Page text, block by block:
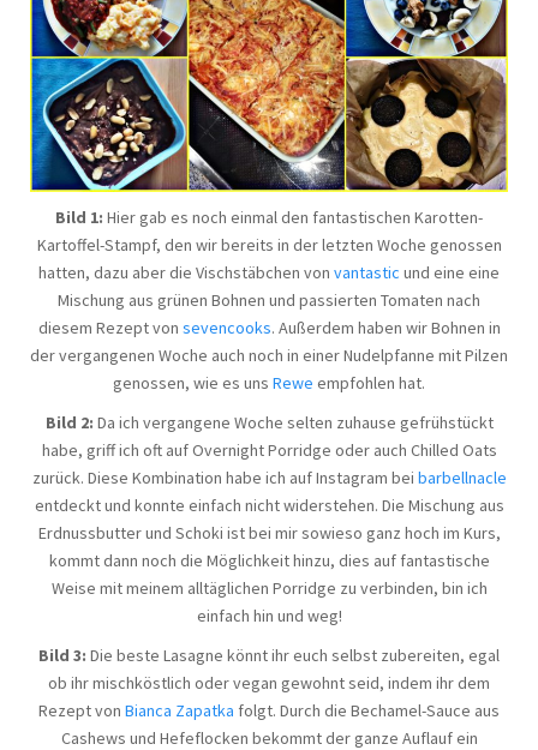
Bild 1: Hier gab es noch einmal den fantastischen Karotten-
Kartoffel-Stampf, den wir bereits in der letzten Woche genossen
hatten, dazu aber die Vischstäbchen von vantastic und eine eine
Mischung aus grünen Bohnen und passierten Tomaten nach
diesem Rezept von sevencooks. Außerdem haben wir Bohnen in
der vergangenen Woche auch noch in einer Nudelpfanne mit Pilzen
genossen, wie es uns Rewe empfohlen hat.
Bild 2: Da ich vergangene Woche selten zuhause gefrühstückt
habe, griff ich oft auf Overnight Porridge oder auch Chilled Oats
zurück. Diese Kombination habe ich auf Instagram bei barbellnacle
entdeckt und konnte einfach nicht widerstehen. Die Mischung aus
Erdnussbutter und Schoki ist bei mir sowieso ganz hoch im Kurs,
kommt dann noch die Möglichkeit hinzu, dies auf fantastische
Weise mit meinem alltäglichen Porridge zu verbinden, bin ich
einfach hin und weg!
Bild 3: Die beste Lasagne könnt ihr euch selbst zubereiten, egal
ob ihr mischköstlich oder vegan gewohnt seid, indem ihr dem
Rezept von Bianca Zapatka folgt. Durch die Bechamel-Sauce aus
Cashews und Hefeflocken bekommt der ganze Auflauf ein